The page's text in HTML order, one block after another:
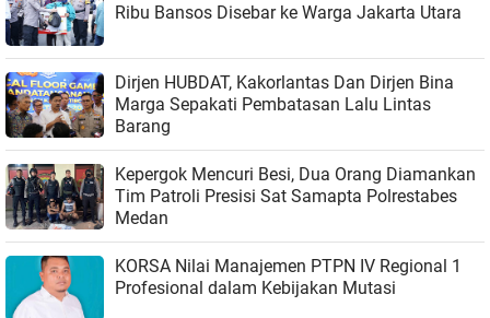
Ribu Bansos Disebar ke Warga Jakarta Utara
Dirjen HUBDAT, Kakorlantas Dan Dirjen Bina
Marga Sepakati Pembatasan Lalu Lintas
Barang
Kepergok Mencuri Besi, Dua Orang Diamankan
Tim Patroli Presisi Sat Samapta Polrestabes
Medan
KORSA Nilai Manajemen PTPN IV Regional 1
Profesional dalam Kebijakan Mutasi